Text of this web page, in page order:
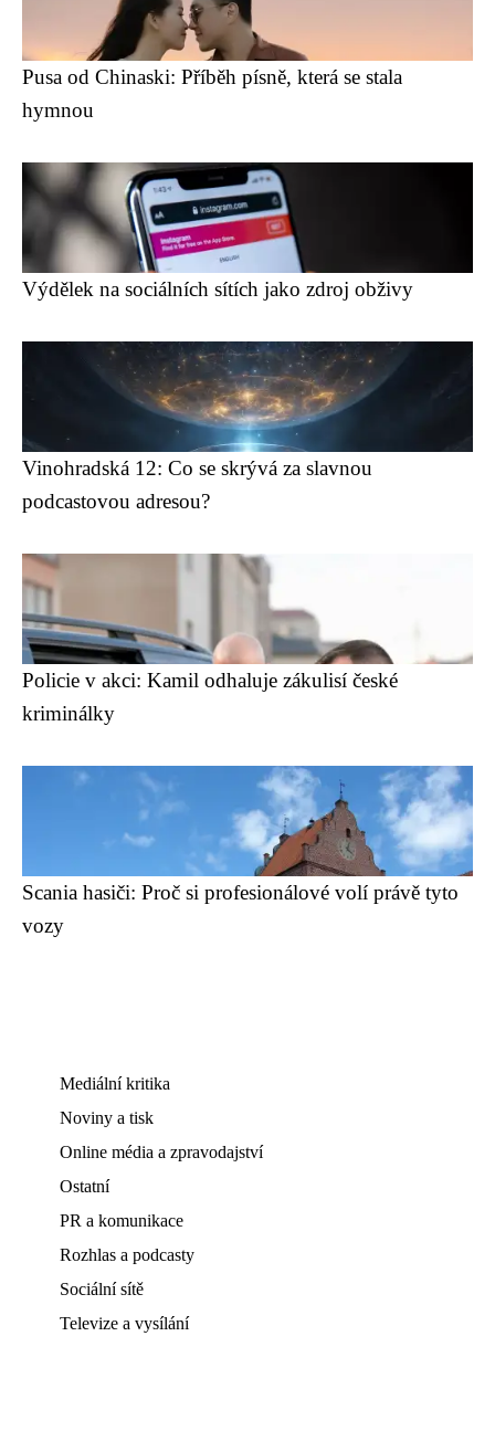
Pusa od Chinaski: Příběh písně, která se stala
hymnou
Výdělek na sociálních sítích jako zdroj obživy
Vinohradská 12: Co se skrývá za slavnou
podcastovou adresou?
Policie v akci: Kamil odhaluje zákulisí české
kriminálky
Scania hasiči: Proč si profesionálové volí právě tyto
vozy
Mediální kritika
Noviny a tisk
Online média a zpravodajství
Ostatní
PR a komunikace
Rozhlas a podcasty
Sociální sítě
Televize a vysílání